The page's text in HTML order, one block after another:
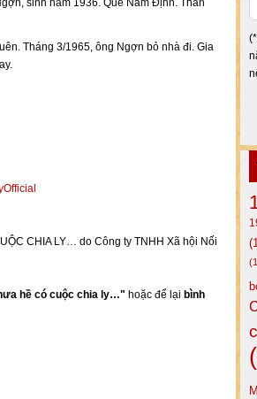
sinh năm 1936. Quê Nam Định. Thân
Tháng 3/1965, ông Ngợn bỏ nhà đi. Gia
CHIA LY… do Công ty TNHH Xã hội Nối
hề có cuộc chia ly…" hoặc để lại bình